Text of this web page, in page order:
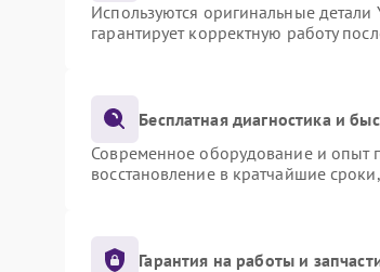
Используются оригинальные
гарантирует корректную работу
Бесплатная диагностика и
Современное оборудование и опыт
восстановление в кратчайшие
Гарантия на работы и